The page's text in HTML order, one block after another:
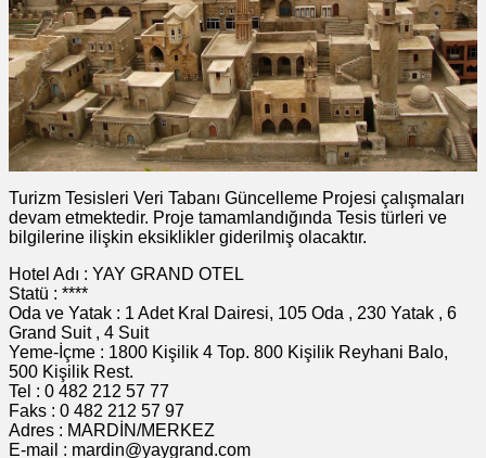
Turizm Tesisleri Veri Tabanı Güncelleme Projesi çalışmaları
devam etmektedir. Proje tamamlandığında Tesis türleri ve
bilgilerine ilişkin eksiklikler giderilmiş olacaktır.
Hotel Adı : YAY GRAND OTEL
Statü : ****
Oda ve Yatak : 1 Adet Kral Dairesi, 105 Oda , 230 Yatak , 6
Grand Suit , 4 Suit
Yeme-İçme : 1800 Kişilik 4 Top. 800 Kişilik Reyhani Balo,
500 Kişilik Rest.
Tel : 0 482 212 57 77
Faks : 0 482 212 57 97
Adres : MARDİN/MERKEZ
E-mail : mardin@yaygrand.com